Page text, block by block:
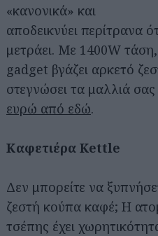
«κανονικά» και
αποδεικνύει περίτρανα
μετράει. Με 1400W
gadget βγάζει αρκετό
στεγνώσει τα μαλλιά
ευρώ από εδώ.
Καφετιέρα Kettle
Δεν μπορείτε να
ζεστή κούπα καφέ; Η
τσέπης έχει